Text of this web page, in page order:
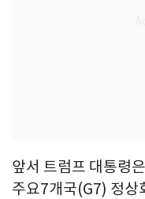
앞서 트럼프 대통령
주요7개국(G7) 정상